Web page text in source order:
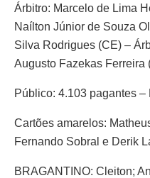
Árbitro: Marcelo de Lima
Naílton Júnior de Souza
Silva Rodrigues (CE) –
Augusto Fazekas Ferreira
Público: 4.103 pagantes
Cartões amarelos:
Fernando Sobral e Derik
BRAGANTINO: Cleiton;